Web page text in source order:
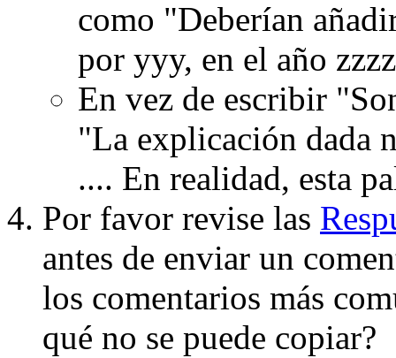
como "Deberían
por yyy, en el año
En vez de escribir
"La explicación dada
.... En realidad, esta
Por favor revise las
antes de enviar un
los comentarios más
qué no se puede copiar?